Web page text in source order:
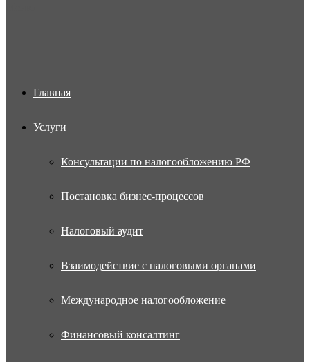
Главная
Услуги
Консультации по налогообложению РФ
Постановка бизнес-процессов
Налоговый аудит
Взаимодействие с налоговыми органами
Международное налогообложение
Финансовый консалтинг